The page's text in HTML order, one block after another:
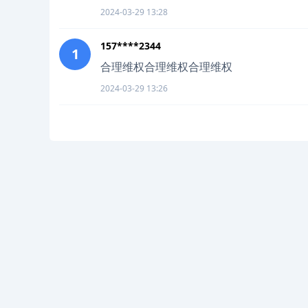
2024-03-29 13:28
1 157****2344
合理维权合理维权合理维权
2024-03-29 13:26